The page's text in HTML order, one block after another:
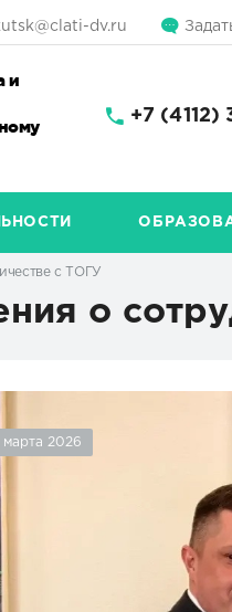
dv.ru
и
+7 (4112)
с ТОГУ
о
марта 2026